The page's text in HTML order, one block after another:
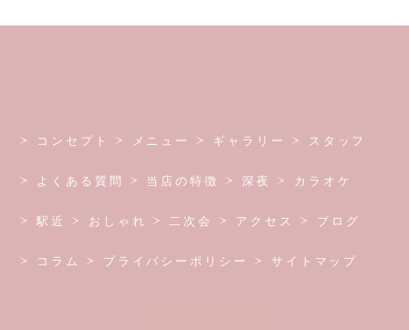
コンセプト メニュー ギャラリー スタッフ
よくある質問 当店の特徴 深夜 カラオケ
駅近 おしゃれ 二次会 アクセス ブログ
コラム プライバシーポリシー サイトマップ